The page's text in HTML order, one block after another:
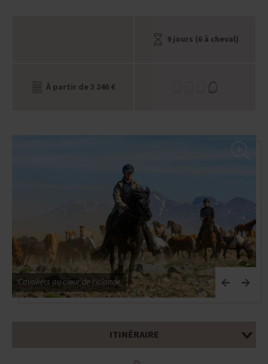
9 jours (6 à cheval)
À partir de 3 240 €
Cavaliers au cœur de l'Islande
ITINÉRAIRE